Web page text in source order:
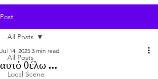
Post
All Posts
Local Scene
All Posts
αυτό θέλω ...
Jul 14, 2025 3 min read